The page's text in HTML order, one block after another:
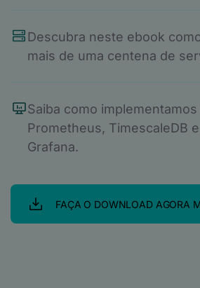
Descubra neste ebook
mais de uma centena de
Saiba como
Prometheus, TimescaleDB
Grafana.
FAÇA O DOWNLOAD AGORA